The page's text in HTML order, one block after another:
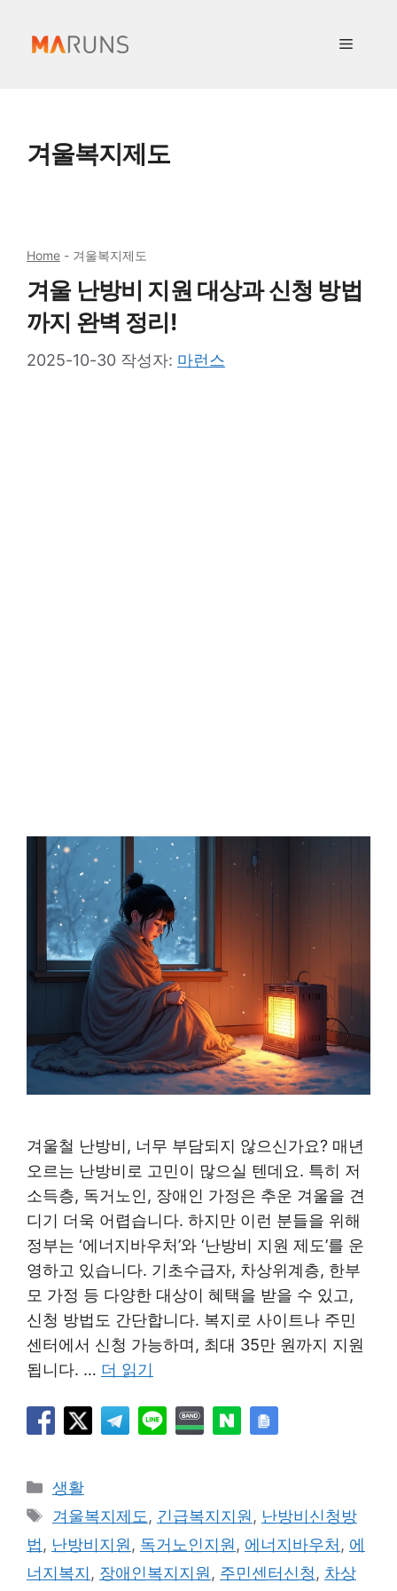
메
겨울복지제도
Home - 겨울복지제도
겨울 난방비 지원 대상과 신청 방법
까지 완벽 정리!
2025-10-30 작성자: 마런스
겨울철 난방비, 너무 부담되지 않으신가요? 매년
오르는 난방비로 고민이 많으실 텐데요. 특히 저
소득층, 독거노인, 장애인 가정은 추운 겨울을 견
디기 더욱 어렵습니다. 하지만 이런 분들을 위해
정부는 ‘에너지바우처’와 ‘난방비 지원 제도’를 운
영하고 있습니다. 기초수급자, 차상위계층, 한부
모 가정 등 다양한 대상이 혜택을 받을 수 있고,
신청 방법도 간단합니다. 복지로 사이트나 주민
센터에서 신청 가능하며, 최대 35만 원까지 지원
됩니다. … 더 읽기
카
테
리
생활
태
그
겨울복지제도 , 긴급복지지원 , 난방비신청방
법 , 난방비지원 , 독거노인지원 , 에너지바우처 , 에
너지복지 , 장애인복지지원 , 주민센터신청, 차상